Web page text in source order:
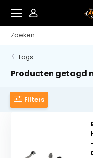
Tags
Producten getagd
Filters